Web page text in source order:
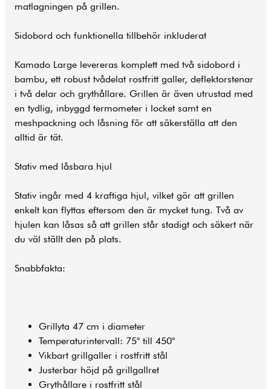
matlagningen på grillen.
Sidobord och funktionella tillbehör inkluderat
Kamado Large levereras komplett med två sidobord i
bambu, ett robust tvådelat rostfritt galler, deflektorstenar
i två delar och grythållare. Grillen är även utrustad med
en tydlig, inbyggd termometer i locket samt en
meshpackning och låsning för att säkerställa att den
alltid är tät.
Stativ med låsbara hjul
Stativ ingår med 4 kraftiga hjul, vilket gör att grillen
enkelt kan flyttas eftersom den är mycket tung. Två av
hjulen kan låsas så att grillen står stadigt och säkert när
du väl ställt den på plats.
Snabbfakta:
Grillyta 47 cm i diameter
Temperaturintervall: 75° till 450°
Vikbart grillgaller i rostfritt stål
Justerbar höjd på grillgallret
Grythållare i rostfritt stål